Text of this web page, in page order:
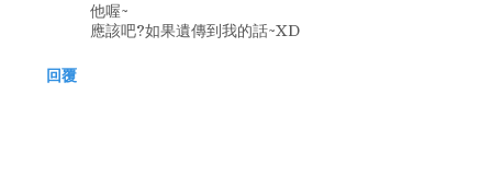
他喔~
應該吧?如果遺傳到我的話~XD
回覆